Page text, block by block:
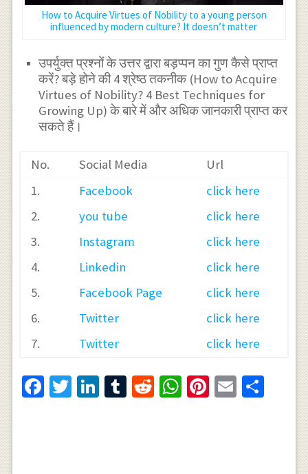
How to Acquire Virtues of Nobility to a young person
influenced by modern culture? It doesn’t matter
उपर्युक्त प्रश्नों के उत्तर द्वारा बड़प्पन का गुण कैसे प्राप्त
करें? बड़े होने की 4 श्रेष्ठ तकनीक (How to Acquire
Virtues of Nobility? 4 Best Techniques for
Growing Up) के बारे में और अधिक जानकारी प्राप्त कर
सकते हैं।
No. Social Media
Url
1.
Facebook
click here
2.
you tube
click here
3.
Instagram
click here
4.
Linkedin
click here
5.
Facebook Page
click here
6.
Twitter
click here
7.
Twitter click here
Facebook
Twitter
LinkedIn
Tumblr
RedditWhatsApp
Pinterest
Email